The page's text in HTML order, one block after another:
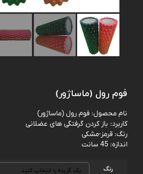
فوم رول (ماساژور)
نام محصول: فوم رول (ماساژور)
کاربرد: باز کردن گرفتگی های عضلانی
رنگ: قرمز-مشکی
اندازه: 45 سانت
رنگ